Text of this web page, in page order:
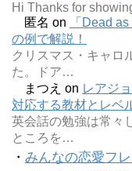
Hi Thanks for
匿名 on
「Dead
の例で解説！
クリスマス・キャロ
た。ドア…
まつえ on レアジ
対応する教材とレベ
英会話の勉強は常々
ところを…
・ みんなの恋愛フ